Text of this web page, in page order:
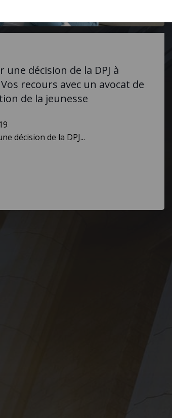
une décision de la DPJ à
recours avec un avocat de
de la jeunesse
décision de la DPJ...